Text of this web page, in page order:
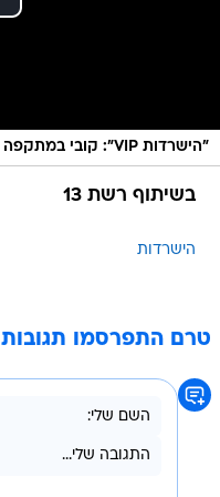
"הישרדות VIP": קובי במתקפה על זהר
בשיתוף רשת 13
הישרדות
טרם התפרסמו תגובות